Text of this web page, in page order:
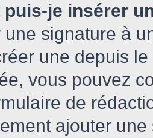
puis-je insérer
une signature à
une depuis
vous pouvez
de
ajouter